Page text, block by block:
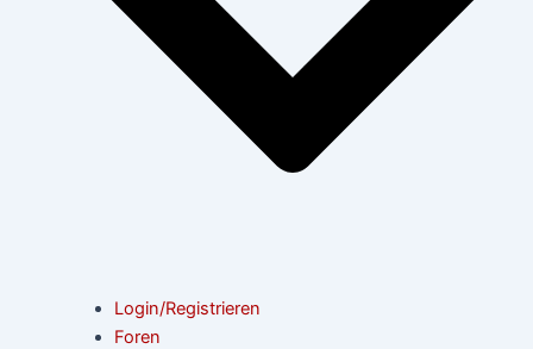
Login/Registrieren
Foren